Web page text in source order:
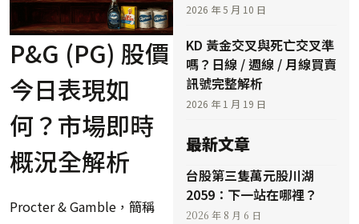
P&G (PG) 股價
今日表現如
何？市場即時
概況全解析
Procter & Gamble，簡稱
2026 年 5 月 10 日
KD 黃金交叉與死亡交叉準
嗎？日線 / 週線 / 月線買賣
訊號完整解析
2026 年 1 月 19 日
最新文章
台股第三隻萬元股川湖
2059：下一站在哪裡？
2026 年 8 月 6 日